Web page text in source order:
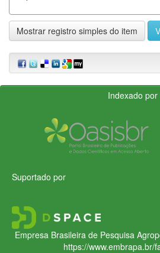
Mostrar registro simples do item
Indexado por
Suportado por
Empresa Brasileira de Pesquisa
https://www.embrapa.br/